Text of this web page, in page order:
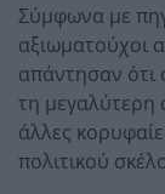
Σύμφωνα με
αξιωματούχοι
απάντησαν ότι
τη μεγαλύτερη
άλλες
πολιτικού